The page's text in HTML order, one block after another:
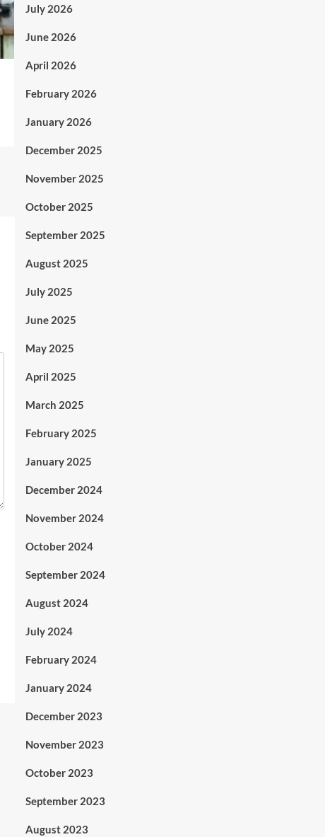
July 2026
June 2026
April 2026
February 2026
January 2026
December 2025
November 2025
October 2025
September 2025
August 2025
July 2025
June 2025
May 2025
April 2025
March 2025
February 2025
January 2025
December 2024
November 2024
October 2024
September 2024
August 2024
July 2024
February 2024
January 2024
December 2023
November 2023
October 2023
September 2023
August 2023